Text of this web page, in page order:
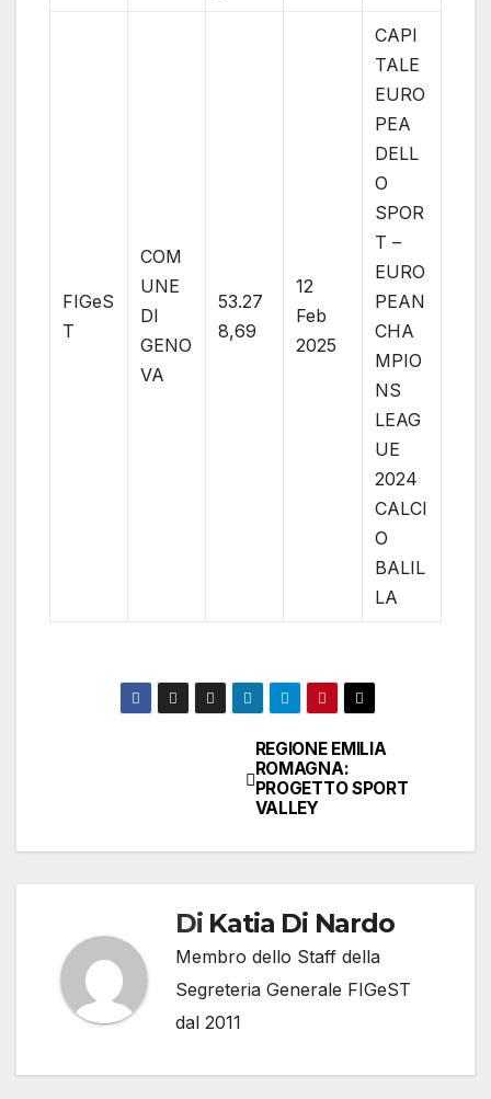
FIGeS
T
COM
UNE
DI
GENO
VA
53.27
8,69
12
Feb
2025
CAPI
TALE
EURO
PEA
DELL
O
SPOR
T –
EURO
PEAN
CHA
MPIO
NS
LEAG
UE
2024
CALCI
O
BALIL
LA
REGIONE EMILIA
ROMAGNA:
PROGETTO SPORT
VALLEY
Di Katia Di Nardo
Membro dello Staff della
Segreteria Generale FIGeST
dal 2011